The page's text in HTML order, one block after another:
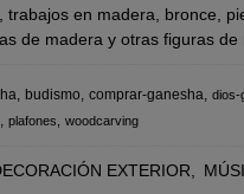
en madera, bronce,
de madera y otras figuras de
budismo comprar-ganesha dios-
plafones woodcarving
EXTERIOR